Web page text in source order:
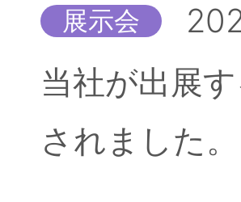
展示会
当社が出展
されました。